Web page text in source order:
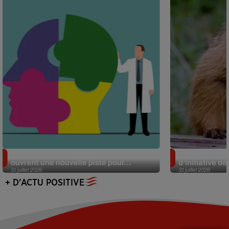
31 juillet 2026
ouvrent une nouvelle piste pour...
31 juillet 2026
d’initiative
+ D'ACTU POSITIVE